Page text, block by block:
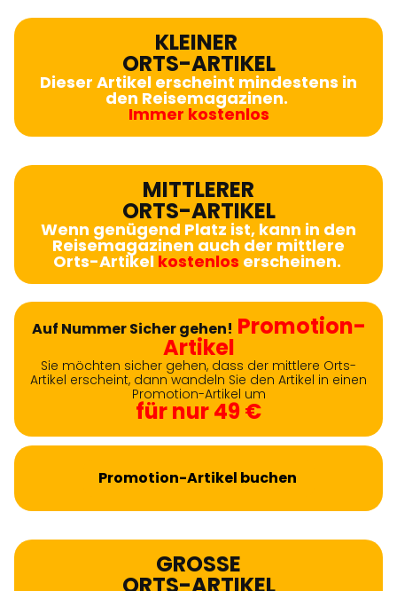
KLEINER
ORTS-ARTIKEL
Dieser Artikel erscheint mindestens in
den Reisemagazinen.
Immer kostenlos
MITTLERER
ORTS-ARTIKEL
Wenn genügend Platz ist, kann in den
Reisemagazinen auch der mittlere
Orts-Artikel kostenlos erscheinen.
Auf Nummer Sicher gehen! Promotion-
Artikel
Sie möchten sicher gehen, dass der mittlere Orts-
Artikel erscheint, dann wandeln Sie den Artikel in einen
Promotion-Artikel um
für nur 49 €
Promotion-Artikel buchen
GROSSE
ORTS-ARTIKEL